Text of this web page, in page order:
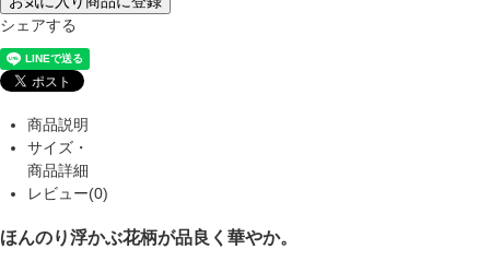
シェアする
商品説明
サイズ・
商品詳細
レビュー(0)
ほんのり浮かぶ花柄が品良く華やか。